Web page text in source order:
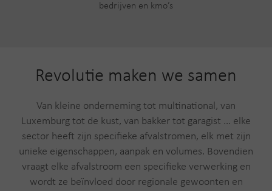
bedrijven en kmo’s
Revolutie maken we samen
Van kleine onderneming tot multinational, van
Luxemburg tot de kust, van bakker tot garagist … elke
sector heeft zijn specifieke afvalstromen, elk met zijn
unieke eigenschappen, aanpak en volumes. Bovendien
vraagt elke afvalstroom een specifieke verwerking en
wordt ze beïnvloed door regionale gewoonten en